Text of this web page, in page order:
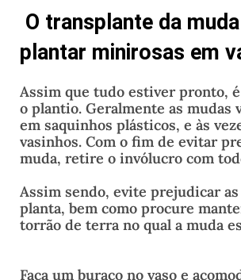
O transplante da muda
plantar minirosas em
Assim que tudo estiver pronto,
o plantio. Geralmente as mudas
em saquinhos plásticos, e às
vasinhos. Com o fim de evitar
muda, retire o invólucro com
Assim sendo, evite prejudicar
planta, bem como procure
torrão de terra no qual a muda
Faça um buraco no vaso e